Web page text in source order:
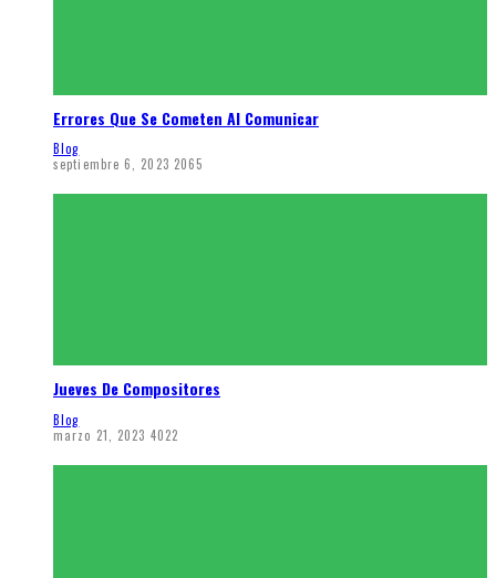
Errores Que Se Cometen Al Comunicar
Blog
septiembre 6, 2023 2065
Jueves De Compositores
Blog
marzo 21, 2023 4022